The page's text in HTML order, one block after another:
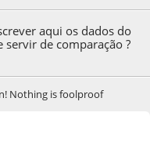
aqui os dados do
de comparação ?
Nothing is foolproof